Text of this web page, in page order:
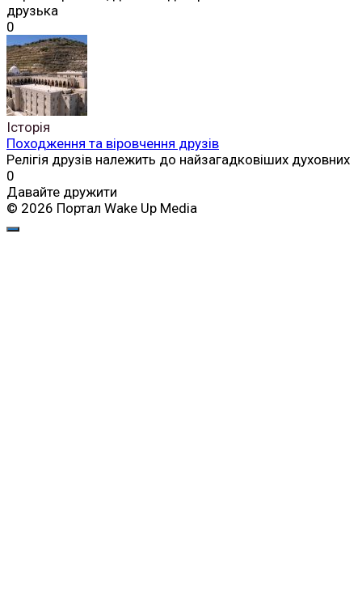
друзька
0
Історія
Походження та віровчення друзів
Релігія друзів належить до найзагадковіших духовних
0
Давайте дружити
© 2026 Портал Wake Up Media